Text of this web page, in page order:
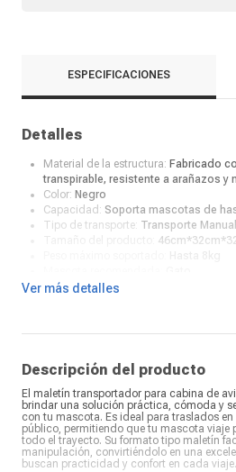
ESPECIFICACIONES
Detalles
Material de la estructura: Fabricado
transpirable, resistente a arañazos y
Color: Negro
Capacidad: Soporta mascotas de
Tipo de transporte: Transporte Manual
Características:
regulares para mantener a tu
Peso:800g
Ver más detalles
Descripción del producto
El maletín transportador para cabina de
brindar una solución práctica, cómoda y
con tu mascota. Es ideal para traslados
público, permitiendo que tu mascota
todo el trayecto. Su formato tipo maletín
manipulación, convirtiéndolo en una
buscan practicidad y confort en cada viaje.